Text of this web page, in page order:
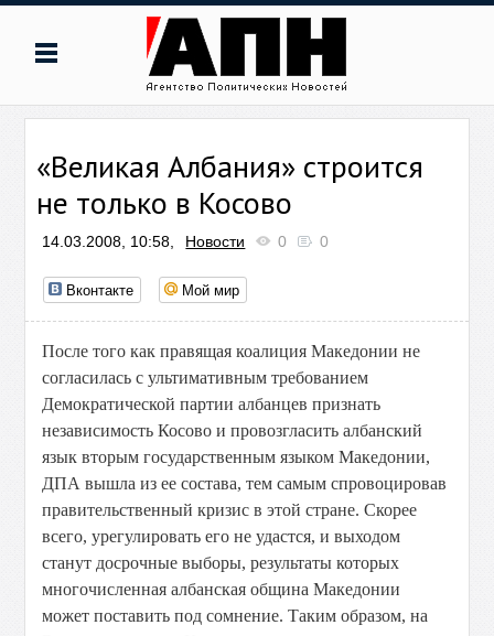
«Великая Албания» строится
не только в Косово
14.03.2008, 10:58, Новости 0 0
Вконтакте Мой мир
После того как правящая коалиция Македонии не
согласилась с ультимативным требованием
Демократической партии албанцев признать
независимость Косово и провозгласить албанский
язык вторым государственным языком Македонии,
ДПА вышла из ее состава, тем самым спровоцировав
правительственный кризис в этой стране. Скорее
всего, урегулировать его не удастся, и выходом
станут досрочные выборы, результаты которых
многочисленная албанская община Македонии
может поставить под сомнение. Таким образом, на